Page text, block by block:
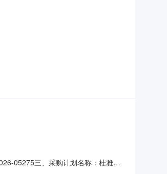
05275三、采购计划名称：桂雅分